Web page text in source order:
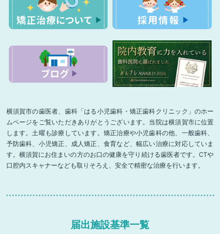
横須賀市の歯医者、歯科「はる小児歯科・矯正歯科クリニック」のホー
ムページをご覧いただきありがとうございます。当院は横須賀市に位置
します。土曜も診療しています。矯正治療や小児歯科の他、一般歯科、
予防歯科、小児矯正、成人矯正、食育など、幅広い治療に対応していま
す。横須賀にお住まいの方のお口の健康を守り続ける歯医者です。CTや
口腔内スキャナーなども取りそろえ、安全で精密な治療を行います。
届出施設基準一覧